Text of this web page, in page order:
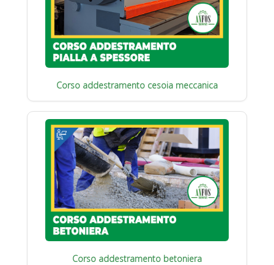
Corso addestramento cesoia meccanica
Corso addestramento betoniera